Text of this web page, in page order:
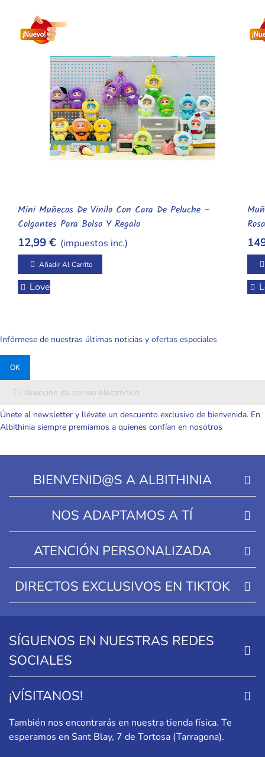
Añadir Al Carrito
Mini Muñecos De Vinilo Con Cara De Peluche –
Colgantes Para Bolso Y Regalo
12,99 € (impuestos inc.)
Añadir Al Carrito
Love
Infórmese de nuestras últimas noticias y ofertas especiales
Únete al newsletter y llévate un descuento exclusivo de bienvenida. En
Albithinia siempre premiamos a quienes confían en nosotros
BIENVENID@S A ALBITHINIA
NOS ADAPTAMOS A TÍ
ATENCIÓN PERSONALIZADA
DIRECTOS EXCLUSIVOS EN TIKTOK
SÍGUENOS EN NUESTRAS REDES
SOCIALES
¡VÍSITANOS!
También nos encontrarás en nuestra tienda física. Te
esperamos en Sant Blay, 7 de Tortosa (Tarragona).